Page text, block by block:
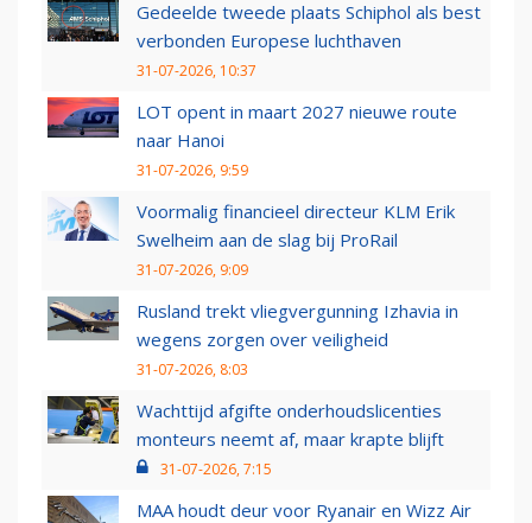
Gedeelde tweede plaats Schiphol als best
verbonden Europese luchthaven
31-07-2026, 10:37
LOT opent in maart 2027 nieuwe route
naar Hanoi
31-07-2026, 9:59
Voormalig financieel directeur KLM Erik
Swelheim aan de slag bij ProRail
31-07-2026, 9:09
Rusland trekt vliegvergunning Izhavia in
wegens zorgen over veiligheid
31-07-2026, 8:03
Wachttijd afgifte onderhoudslicenties
monteurs neemt af, maar krapte blijft
31-07-2026, 7:15
MAA houdt deur voor Ryanair en Wizz Air